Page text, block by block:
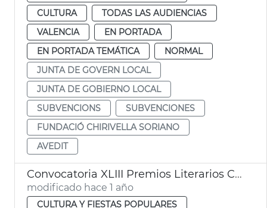
CULTURA
TODAS LAS AUDIENCIAS
VALENCIA
EN PORTADA
EN PORTADA TEMÁTICA
NORMAL
JUNTA DE GOVERN LOCAL
JUNTA DE GOBIERNO LOCAL
SUBVENCIONS
SUBVENCIONES
FUNDACIÓ CHIRIVELLA SORIANO
AVEDIT
Convocatoria XLIII Premios Literarios Ciudad de València
modificado hace 1 año
CULTURA Y FIESTAS POPULARES